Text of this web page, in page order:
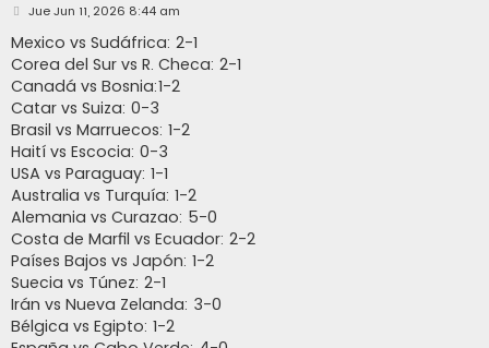
M
n
s
a
j
e
Jue Jun 11, 2026 8:44 am
Mexico vs Sudáfrica: 2-1
Corea del Sur vs R. Checa: 2-1
Canadá vs Bosnia:1-2
Catar vs Suiza: 0-3
Brasil vs Marruecos: 1-2
Haití vs Escocia: 0-3
USA vs Paraguay: 1-1
Australia vs Turquía: 1-2
Alemania vs Curazao: 5-0
Costa de Marfil vs Ecuador: 2-2
Países Bajos vs Japón: 1-2
Suecia vs Túnez: 2-1
Irán vs Nueva Zelanda: 3-0
Bélgica vs Egipto: 1-2